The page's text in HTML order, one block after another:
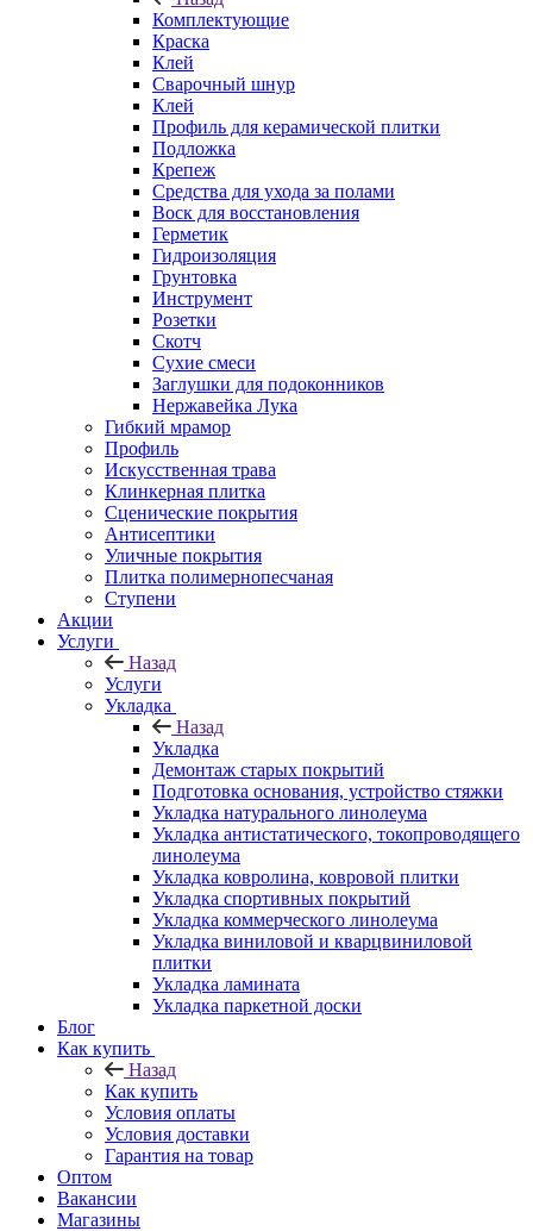
Комплектующие
Краска
Клей
Сварочный шнур
Клей
Профиль для керамической плитки
Подложка
Крепеж
Средства для ухода за полами
Воск для восстановления
Герметик
Гидроизоляция
Грунтовка
Инструмент
Розетки
Скотч
Сухие смеси
Заглушки для подоконников
Нержавейка Лука
Гибкий мрамор
Профиль
Искусственная трава
Клинкерная плитка
Сценические покрытия
Антисептики
Уличные покрытия
Плитка полимернопесчаная
Ступени
Акции
Услуги
Назад
Услуги
Укладка
Назад
Укладка
Демонтаж старых покрытий
Подготовка основания, устройство стяжки
Укладка натурального линолеума
Укладка антистатического, токопроводящего
линолеума
Укладка ковролина, ковровой плитки
Укладка спортивных покрытий
Укладка коммерческого линолеума
Укладка виниловой и кварцвиниловой
плитки
Укладка ламината
Укладка паркетной доски
Блог
Как купить
Назад
Как купить
Условия оплаты
Условия доставки
Гарантия на товар
Оптом
Вакансии
Магазины